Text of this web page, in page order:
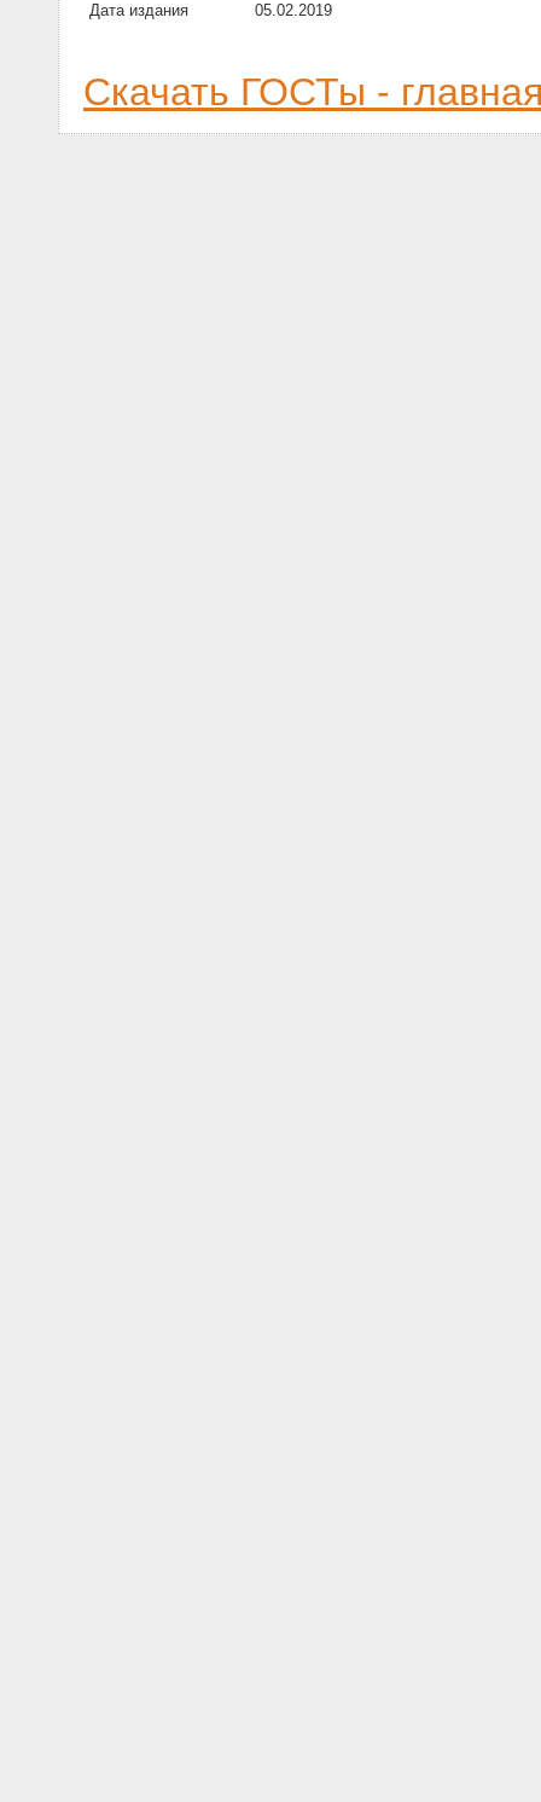
Дата издания
05.02.2019
Скачать ГОСТы -